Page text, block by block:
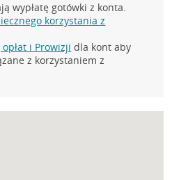
wypłatę gotówki z konta.
korzystania z
i Prowizji dla kont aby
z korzystaniem z